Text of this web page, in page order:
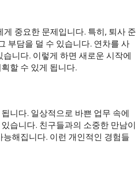
중요한 문제입니다. 특히, 퇴사 준
부담을 덜 수 있습니다. 연차를 사
니다. 이렇게 하면 새로운 시작에
할 수 있게 됩니다.
니다. 일상적으로 바쁜 업무 속에
습니다. 친구들과의 소중한 만남이
해집니다. 이런 개인적인 경험들